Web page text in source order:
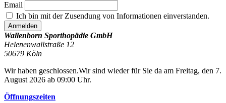
Email
Ich bin mit der Zusendung von Informationen einverstanden.
Wallenborn Sporthopädie GmbH
Helenenwallstraße 12
50679 Köln
Wir haben geschlossen.Wir sind wieder für Sie da am Freitag, den 7.
August 2026 ab 09:00 Uhr.
Öffnungszeiten